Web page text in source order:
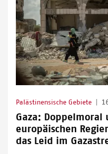
Palästinensische Gebiete
Gaza:
europäischen
das Leid im